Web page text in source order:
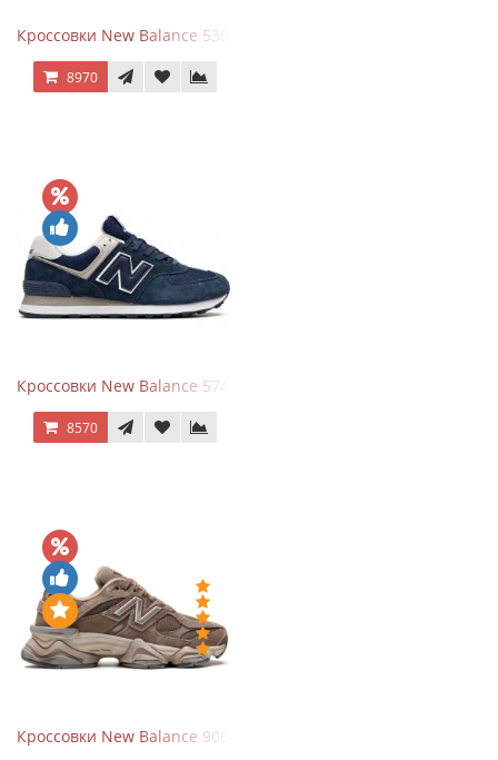
Кроссовки New Balance 530 White Silver Navy
8970
Кроссовки New Balance 574 Navy Blue White
8570
Кроссовки New Balance 9060 Mushroom